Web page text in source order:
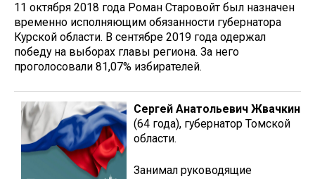
11 октября 2018 года Роман Старовойт был назначен
временно исполняющим обязанности губернатора
Курской области. В сентябре 2019 года одержал
победу на выборах главы региона. За него
проголосовали 81,07% избирателей.
Сергей Анатольевич Жвачкин
(64 года), губернатор Томской
области.
Занимал руководящие